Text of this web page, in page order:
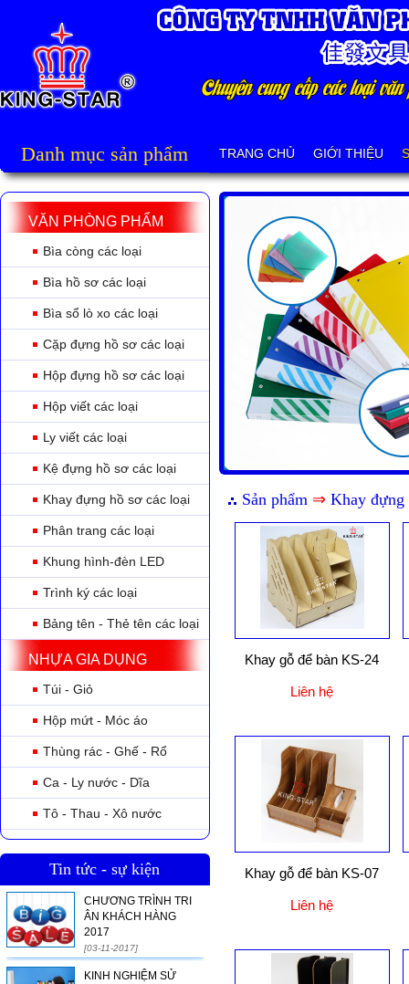
Danh mục sản phẩm TRANG CHỦ GIỚI THIỆU
VĂN PHÒNG PHẨM
Bìa còng các loại
Bìa hồ sơ các loại
Bìa sổ lò xo các loại
Cặp đựng hồ sơ các loại
Hộp đựng hồ sơ các loại
Hộp viết các loại
Ly viết các loại
Kệ đựng hồ sơ các loại
Khay đựng hồ sơ các loại
Phân trang các loại
Khung hình-đèn LED
Trình ký các loại
Bảng tên - Thẻ tên các loại
NHỰA GIA DỤNG
Túi - Giỏ
Hộp mứt - Móc áo
Thùng rác - Ghế - Rổ
Ca - Ly nước - Dĩa
Tô - Thau - Xô nước
Tin tức - sự kiện
CHƯƠNG TRÌNH TRI
ÂN KHÁCH HÀNG
2017
[03-11-2017]
KINH NGHIỆM SỬ
Sản phẩm ⇒ Khay
Khay gỗ để bàn KS-24
Liên hệ
Khay gỗ để bàn KS-07
Liên hệ